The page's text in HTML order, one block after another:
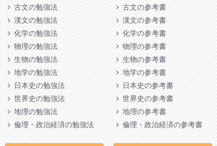
古文の勉強法
漢文の勉強法
化学の勉強法
物理の勉強法
生物の勉強法
地学の勉強法
日本史の勉強法
世界史の勉強法
地理の勉強法
倫理・政治経済の勉強法
古文の参考書
漢文の参考書
化学の参考書
物理の参考書
生物の参考書
地学の参考書
日本史の参考書
世界史の参考書
地理の参考書
倫理・政治経済の参考書